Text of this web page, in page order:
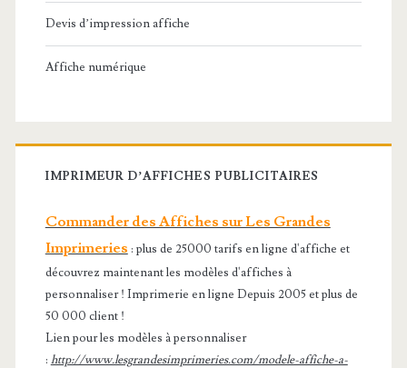
Devis d’impression affiche
Affiche numérique
IMPRIMEUR D’AFFICHES PUBLICITAIRES
Commander des Affiches sur Les Grandes
Imprimeries : plus de 25000 tarifs en ligne d'affiche et
découvrez maintenant les modèles d'affiches à
personnaliser ! Imprimerie en ligne Depuis 2005 et plus de
50 000 client !
Lien pour les modèles à personnaliser
: http://www.lesgrandesimprimeries.com/modele-affiche-a-